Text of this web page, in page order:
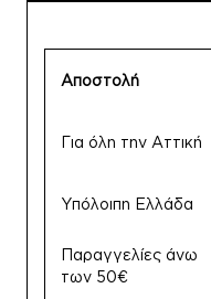
Αποστολή
Για όλη την Αττική
Υπόλοιπη Ελλάδα
Παραγγελίες άνω
των 50€